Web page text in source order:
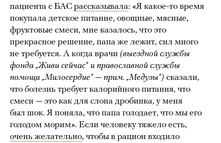
пациента с БАС рассказывала: «Я какое-то время
покупала детское питание, овощные, мясные,
фруктовые смеси, мне казалось, что это
прекрасное решение, папа же лежит, сил много
не требуется. А когда врачи (выездной службы
фонда „Живи сейчас“ и православной службы
помощи „Милосердие“ — прим. „Медузы“) сказали,
что болезнь требует калорийного питания, что
смеси — это как для слона дробинка, у меня
был шок. Я поняла, что папа голодает, что мы его
голодом морим». Если человеку тяжело есть,
очень желательно, чтобы в рацион входило